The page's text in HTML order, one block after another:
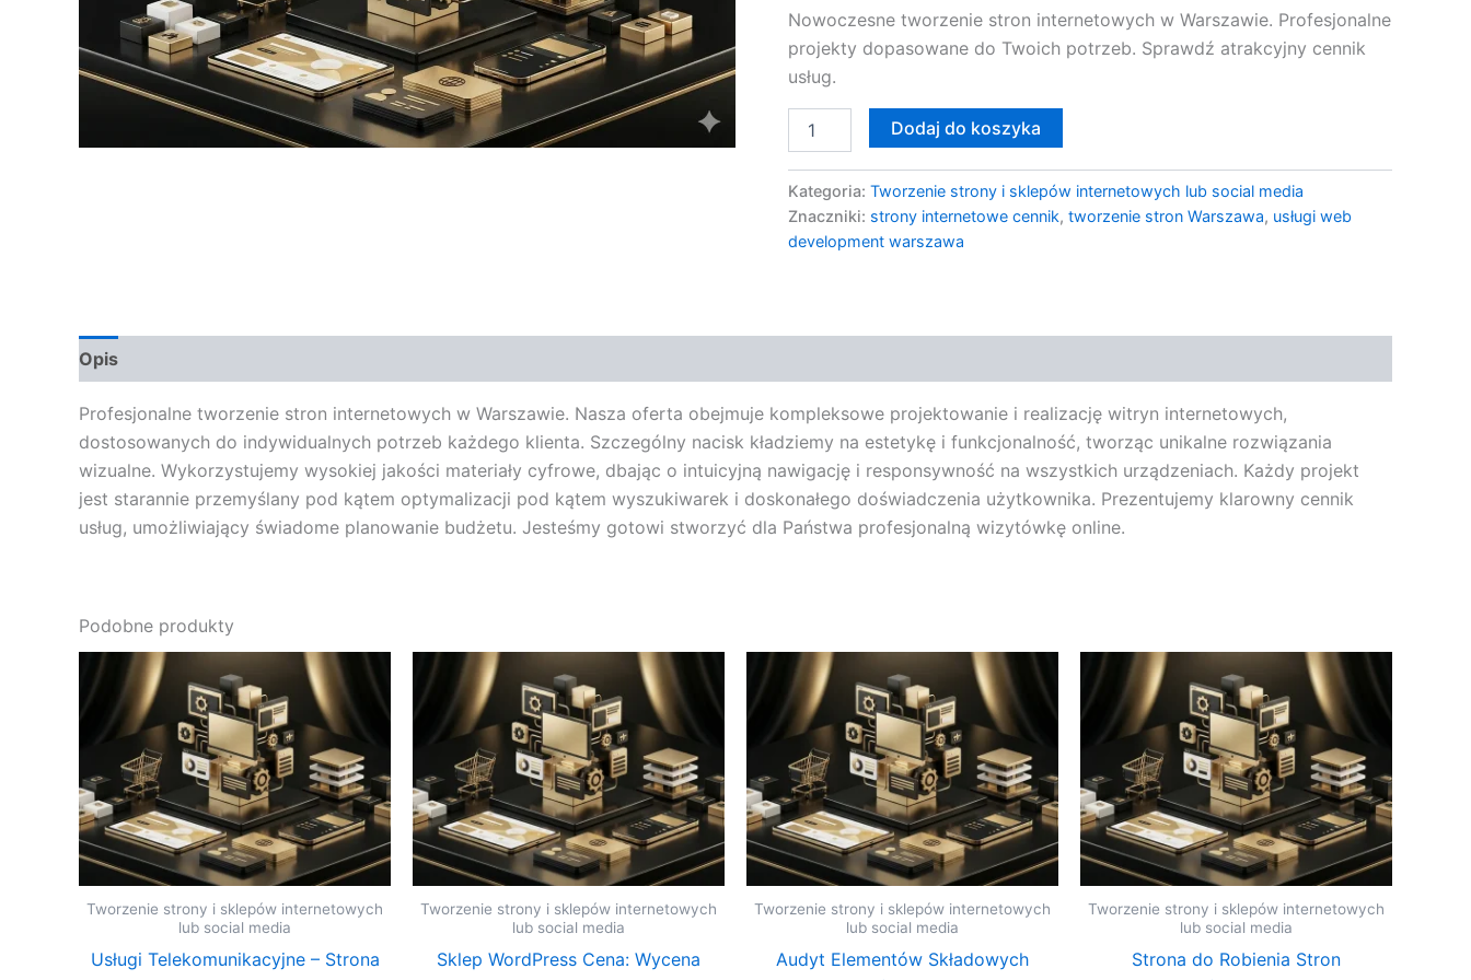
Nowoczesne tworzenie stron internetowych w Warszawie. Profesjonalne
projekty dopasowane do Twoich potrzeb. Sprawdź atrakcyjny cennik
usług.
Dodaj do koszyka
Kategoria: Tworzenie strony i sklepów internetowych lub social media
Znaczniki: strony internetowe cennik, tworzenie stron Warszawa, usługi web
development warszawa
Opis
Profesjonalne tworzenie stron internetowych w Warszawie. Nasza oferta obejmuje kompleksowe projektowanie i realizację witryn internetowych,
dostosowanych do indywidualnych potrzeb każdego klienta. Szczególny nacisk kładziemy na estetykę i funkcjonalność, tworząc unikalne rozwiązania
wizualne. Wykorzystujemy wysokiej jakości materiały cyfrowe, dbając o intuicyjną nawigację i responsywność na wszystkich urządzeniach. Każdy projekt
jest starannie przemyślany pod kątem optymalizacji pod kątem wyszukiwarek i doskonałego doświadczenia użytkownika. Prezentujemy klarowny cennik
usług, umożliwiający świadome planowanie budżetu. Jesteśmy gotowi stworzyć dla Państwa profesjonalną wizytówkę online.
Podobne produkty
Tworzenie strony i sklepów internetowych
lub social media
Usługi Telekomunikacyjne – Strona
Tworzenie strony i sklepów internetowych
lub social media
Sklep WordPress Cena: Wycena
Tworzenie strony i sklepów internetowych
lub social media
Audyt Elementów Składowych
Tworzenie strony i sklepów internetowych
lub social media
Strona do Robienia Stron